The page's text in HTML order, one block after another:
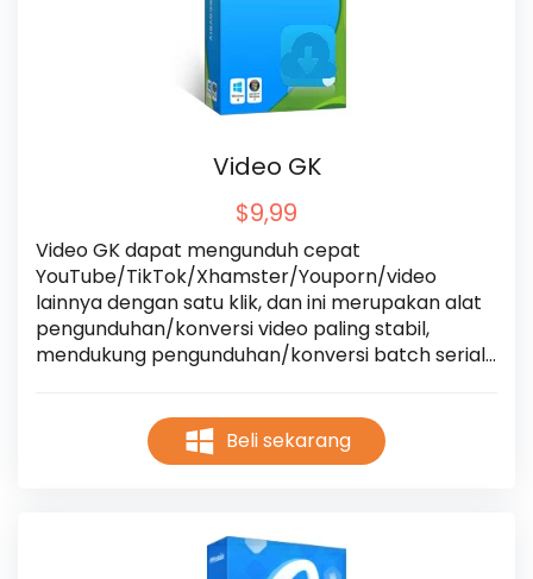
Video GK
$9,99
Video GK dapat mengunduh cepat
YouTube/TikTok/Xhamster/Youporn/video
lainnya dengan satu klik, dan ini merupakan alat
pengunduhan/konversi video paling stabil,
mendukung pengunduhan/konversi batch serial
Beli sekarang